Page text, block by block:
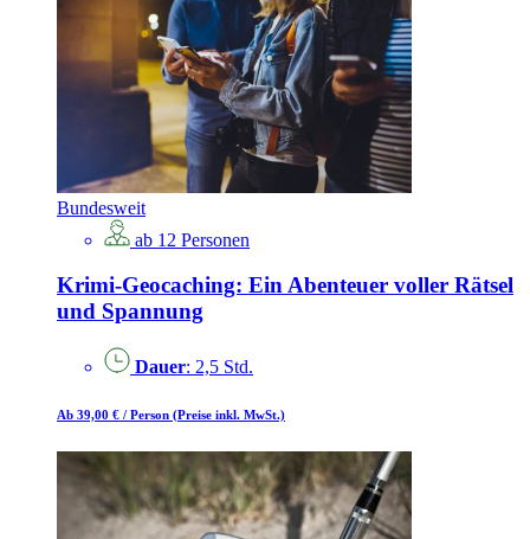
Bundesweit
ab 12 Personen
Krimi-Geocaching: Ein Abenteuer voller Rätsel
und Spannung
Dauer: 2,5 Std.
Ab 39,00 € / Person (Preise inkl. MwSt.)